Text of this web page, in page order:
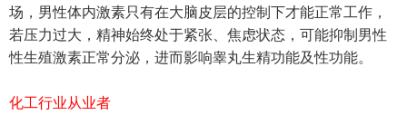
场，男性体内激素只有在大脑皮层的控制下才能正常工作，
若压力过大，精神始终处于紧张、焦虑状态，可能抑制男性
性生殖激素正常分泌，进而影响睾丸生精功能及性功能。
化工行业从业者